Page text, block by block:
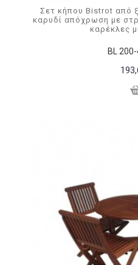
BL
Σετ κήπου Bistrot από
καρυδί απόχρωση με
καρέκλες